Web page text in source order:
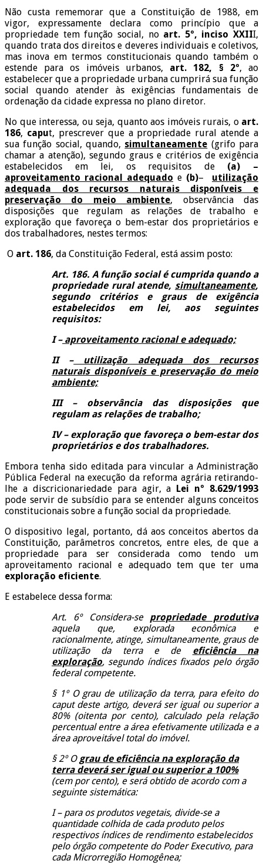
Não custa rememorar que a Constituição de 1988, em
vigor, expressamente declara como princípio que a
propriedade tem função social, no art. 5º, inciso XXIII,
quando trata dos direitos e deveres individuais e coletivos,
mas inova em termos constitucionais quando também o
estende para os imóveis urbanos, art. 182, § 2º, ao
estabelecer que a propriedade urbana cumprirá sua função
social quando atender às exigências fundamentais de
ordenação da cidade expressa no plano diretor.
No que interessa, ou seja, quanto aos imóveis rurais, oart.
186, caput, prescrever que a propriedade rural atende a
sua função social, quando, simultaneamente (grifo para
chamar a atenção), segundo graus e critérios de exigência
estabelecidos em lei, os requisitos de(a) –
aproveitamento racional adequado e (b)– utilização
adequada dos recursos naturais disponíveis e
preservação do meio ambiente, observância das
disposições que regulam as relações de trabalho e
exploração que favoreça o bem-estar dos proprietários e
dos trabalhadores, nestes termos:
O art. 186, da Constituição Federal, está assim posto:
Art. 186. A função social é cumprida quando a
propriedade rural atende, simultaneamente,
segundo critérios e graus de exigência
estabelecidos em lei, aos seguintes
requisitos:
I–aproveitamento racional e adequado;
II–utilização adequada dos recursos
naturais disponíveis e preservação do meio
ambiente;
III– observância das disposições que
regulam as relações de trabalho;
IV– exploração que favoreça o bem-estar dos
proprietários e dos trabalhadores.
Embora tenha sido editada para vincular a Administração
Pública Federal na execução da reforma agrária retirando-
lhe a discricionariedade para agir, a Lei nº 8.629/1993
pode servir de subsídio para se entender alguns conceitos
constitucionais sobre a função social da propriedade.
O dispositivo legal, portanto, dá aos conceitos abertos da
Constituição, parâmetros concretos, entre eles, de que a
propriedade para ser considerada como tendo um
aproveitamento racional e adequado tem que ter uma
exploração eficiente.
E estabelece dessa forma:
Art. 6º Considera-se propriedade produtiva
aquela que, explorada econômica e
racionalmente, atinge, simultaneamente, graus de
utilização da terra e de eficiência na
exploração, segundo índices fixados pelo órgão
federal competente.
§ 1º O grau de utilização da terra, para efeito do
caput deste artigo, deverá ser igual ou superior a
80% (oitenta por cento), calculado pela relação
percentual entre a área efetivamente utilizada e a
área aproveitável total do imóvel.
§ 2º O grau de eficiência na exploração da
terra deverá ser igual ou superior a 100%
(cem por cento), e será obtido de acordo com a
seguinte sistemática:
I – para os produtos vegetais, divide-se a
quantidade colhida de cada produto pelos
respectivos índices de rendimento estabelecidos
pelo órgão competente do Poder Executivo, para
cada Microrregião Homogênea;